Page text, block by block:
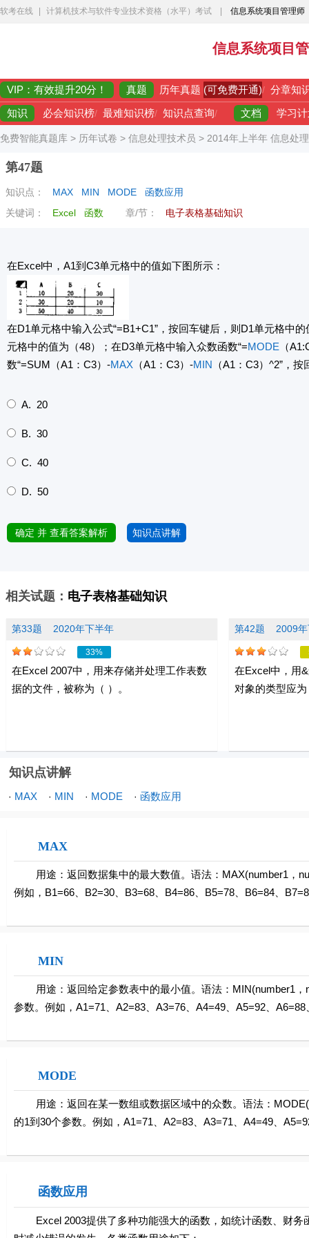
软考在线 计算机技术与软件专业技术资格（水平）考试 信息系统项目管理师
信息系统项目
VIP：有效提升20分！ 真题 历年真题 (可免费开通)/ 分章知
知识 必会知识榜/ 最难知识榜/ 知识点查询/ 文档 学习
免费智能真题库 > 历年试卷 > 信息处理技术员 > 2014年上半年 信息处
第47题
知识点： MAX MIN MODE
函数应用
关键词：
Excel 函数 章/节： 电子表格基础知识
在Excel中，A1到C3单元格中的值如下图所示：
在D1单元格中输入公式“=B1+C1”，按回车键后，则D1单元格中
元格中的值为（48）；在D3单元格中输入众数函数“=MODE （
数“=SUM（A1：C3）-MAX （A1：C3）-MIN （A1：C3）^2”，
A. 20
B. 30
C. 40
D. 50
确定 并 查看答案解析 知识点讲解
相关试题： 电子表格基础知识
第33题 2020年下半年
33%
在Excel 2007中，用来存储并处理工作表数
据的文件，被称为（ ）。
第42题 2009
在Excel中，用
对象的类型应
知识点讲解
· MAX · MIN · MODE · 函数应用
MAX
用途：返回数据集中的最大数值。语法：MAX(number1，
例如，B1=66、B2=30、B3=68、B4=86、B5=78、B6=84、
MIN
用途：返回给定参数表中的最小值。语法：MIN(number1，
参数。例如，A1=71、A2=83、A3=76、A4=49、A5=92、
MODE
用途：返回在某一数组或数据区域中的众数。语法：
的1到30个参数。例如，A1=71、A2=83、A3=71、A4=49、
函数应用
Excel 2003提供了多种功能强大的函数，如统计函数、财务